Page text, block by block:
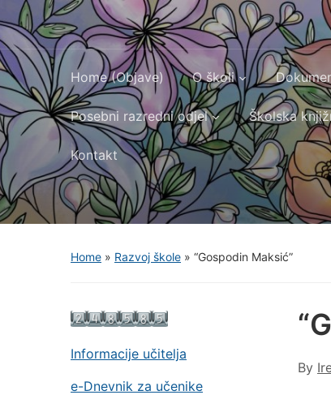
Home (Objave) O školi
Posebni razredni odjel Školska
Kontakt
Home » Razvoj škole » “Gospodin Maksić”
Informacije učitelja
e-Dnevnik za učenike
By